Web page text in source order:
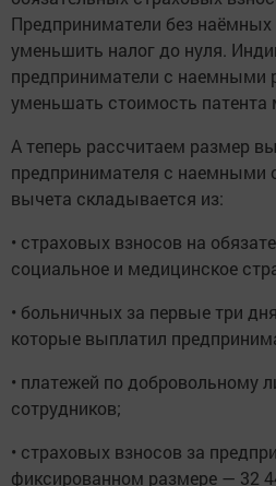
Предприниматели без наёмных
уменьшить налог до нуля.
предприниматели с наемными
уменьшать стоимость патента
А теперь рассчитаем размер
предпринимателя с наемными
вычета складывается из:
• страховых взносов на
социальное и медицинское
• больничных за первые три
которые выплатил
• платежей по добровольному
сотрудников;
• страховых взносов за
фиксированном размере — 32